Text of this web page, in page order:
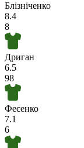
Блізніченко
8.4
8
Дриган
6.5
98
Фесенко
7.1
6